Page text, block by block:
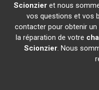
Scionzieret nous
vos questions et vos
contacter pour obtenir
la réparation de votre
Scionzier. Nous